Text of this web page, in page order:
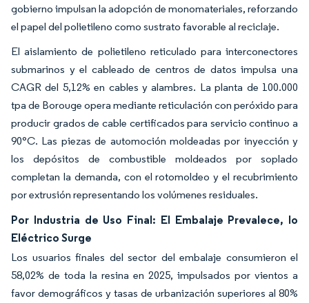
gobierno impulsan la adopción de monomateriales, reforzando
el papel del polietileno como sustrato favorable al reciclaje.
El aislamiento de polietileno reticulado para interconectores
submarinos y el cableado de centros de datos impulsa una
CAGR del 5,12% en cables y alambres. La planta de 100.000
tpa de Borouge opera mediante reticulación con peróxido para
producir grados de cable certificados para servicio continuo a
90°C. Las piezas de automoción moldeadas por inyección y
los depósitos de combustible moldeados por soplado
completan la demanda, con el rotomoldeo y el recubrimiento
por extrusión representando los volúmenes residuales.
Por Industria de Uso Final: El Embalaje Prevalece, lo
Eléctrico Surge
Los usuarios finales del sector del embalaje consumieron el
58,02% de toda la resina en 2025, impulsados por vientos a
favor demográficos y tasas de urbanización superiores al 80%